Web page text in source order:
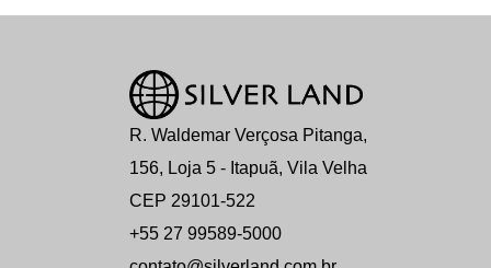
R. Waldemar Verçosa Pitanga,
156, Loja 5 - Itapuã, Vila Velha
CEP 29101-522
+55 27 99589-5000